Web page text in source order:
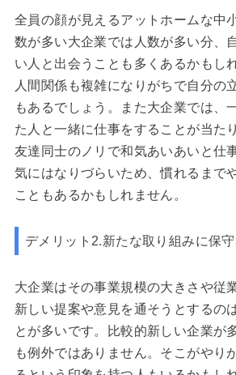
全員の顔が見えるアットホームな中
数が多い大企業では人数が多い分、
い人と出会うことも多くあるかもし
人間関係も複雑になりがちで自分の
もあるでしょう。また大企業では、
た人と一緒に仕事をすることが当た
友達同士のノリで和気あいあいと仕
気にはなりづらいため、慣れるまで
こともあるかもしれません。
デメリット2.新たな取り組みに保
大企業はその事業規模の大きさや従
新しい提案や意見を通そうとするの
とが多いです。比較的新しい企業が
も例外ではありません。そこがやり